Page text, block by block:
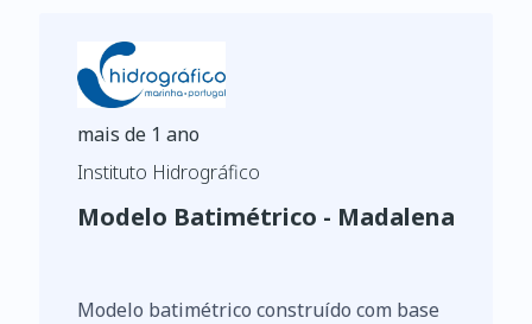
mais de 1 ano
Instituto Hidrográfico
Modelo Batimétrico - Madalena
Modelo batimétrico construído com base